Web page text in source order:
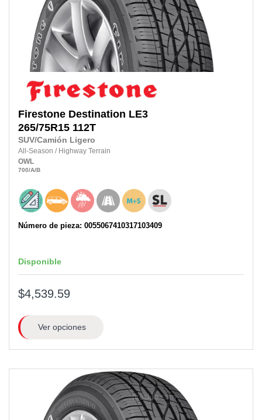
Firestone Destination LE3
265/75R15 112T
SUV/Camión Ligero
All-Season / Highway Terrain
OWL
700/A/B
Número de pieza: 0055067410317103409
Disponible
$4,539.59
Ver opciones